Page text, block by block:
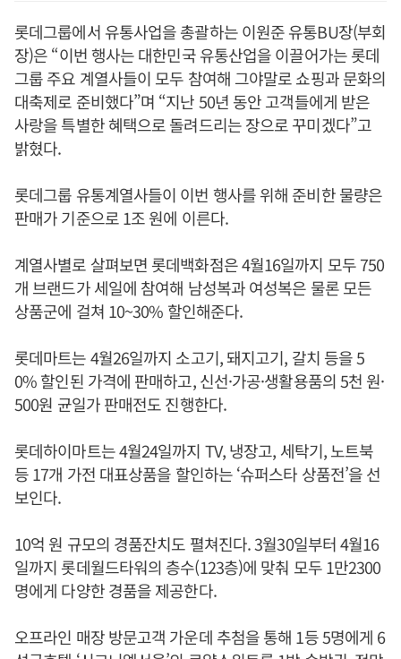
롯데그룹에서 유통사업을 총괄하는 이원준 유통BU장(부회
장)은 “이번 행사는 대한민국 유통산업을 이끌어가는 롯데
그룹 주요 계열사들이 모두 참여해 그야말로 쇼핑과 문화의
대축제로 준비했다”며 “지난 50년 동안 고객들에게 받은
사랑을 특별한 혜택으로 돌려드리는 장으로 꾸미겠다”고
밝혔다.
롯데그룹 유통계열사들이 이번 행사를 위해 준비한 물량은
판매가 기준으로 1조 원에 이른다.
계열사별로 살펴보면 롯데백화점은 4월16일까지 모두 750
개 브랜드가 세일에 참여해 남성복과 여성복은 물론 모든
상품군에 걸쳐 10~30% 할인해준다.
롯데마트는 4월26일까지 소고기, 돼지고기, 갈치 등을 5
0% 할인된 가격에 판매하고, 신선·가공·생활용품의 5천 원·
500원 균일가 판매전도 진행한다.
롯데하이마트는 4월24일까지 TV, 냉장고, 세탁기, 노트북
등 17개 가전 대표상품을 할인하는 ‘슈퍼스타 상품전’을 선
보인다.
10억 원 규모의 경품잔치도 펼쳐진다. 3월30일부터 4월16
일까지 롯데월드타워의 층수(123층)에 맞춰 모두 1만2300
명에게 다양한 경품을 제공한다.
오프라인 매장 방문고객 가운데 추첨을 통해 1등 5명에게 6